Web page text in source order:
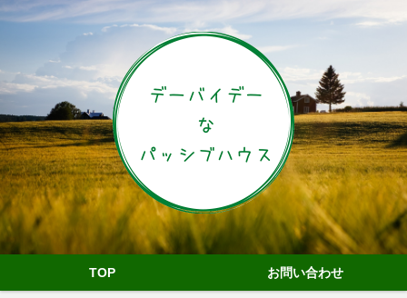
TOP お問い合わせ